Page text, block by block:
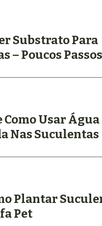
Substrato Para
– Poucos Passos
Como Usar Água
Nas Suculentas
Plantar
Pet